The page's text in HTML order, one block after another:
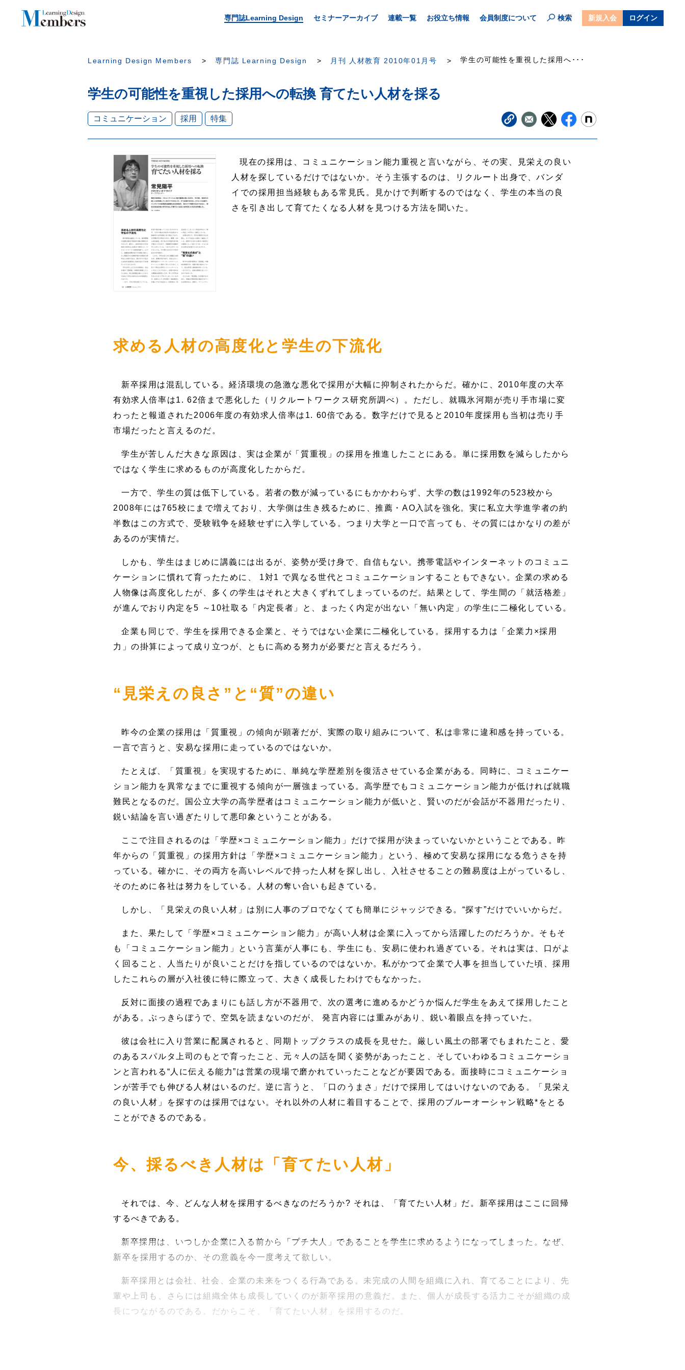
専門誌Learning Design セミナーアーカイブ 連載一覧 お役立ち情報 会員制度について 検索 新規入会 ログイン
Learning Design Members 専門誌 Learning Design 月刊 人材教育 2010年01月号 学生の可能性を重視した採用へ･･･
学生の可能性を重視した採用への転換 育てたい人材を採る
コミュニケーション 採用 特集
現在の採用は、コミュニケーション能力重視と言いながら、その実、見栄えの良い
人材を探しているだけではないか。そう主張するのは、リクルート出身で、バンダ
イでの採用担当経験もある常見氏。見かけで判断するのではなく、学生の本当の良
さを引き出して育てたくなる人材を見つける方法を聞いた。
求める人材の高度化と学生の下流化
新卒採用は混乱している。経済環境の急激な悪化で採用が大幅に抑制されたからだ。確かに、2010年度の大卒
有効求人倍率は1. 62倍まで悪化した（リクルートワークス研究所調べ）。ただし、就職氷河期が売り手市場に変
わったと報道された2006年度の有効求人倍率は1. 60倍である。数字だけで見ると2010年度採用も当初は売り手
市場だったと言えるのだ。
学生が苦しんだ大きな原因は、実は企業が「質重視」の採用を推進したことにある。単に採用数を減らしたから
ではなく学生に求めるものが高度化したからだ。
一方で、学生の質は低下している。若者の数が減っているにもかかわらず、大学の数は1992年の523校から
2008年には765校にまで増えており、大学側は生き残るために、推薦・AO入試を強化。実に私立大学進学者の約
半数はこの方式で、受験戦争を経験せずに入学している。つまり大学と一口で言っても、その質にはかなりの差が
あるのが実情だ。
しかも、学生はまじめに講義には出るが、姿勢が受け身で、自信もない。携帯電話やインターネットのコミュニ
ケーションに慣れて育ったために、 1対1 で異なる世代とコミュニケーションすることもできない。企業の求める
人物像は高度化したが、多くの学生はそれと大きくずれてしまっているのだ。結果として、学生間の「就活格差」
が進んでおり内定を5 ～10社取る「内定長者」と、まったく内定が出ない「無い内定」の学生に二極化している。
企業も同じで、学生を採用できる企業と、そうではない企業に二極化している。採用する力は「企業力×採用
力」の掛算によって成り立つが、ともに高める努力が必要だと言えるだろう。
“見栄えの良さ”と“質”の違い
昨今の企業の採用は「質重視」の傾向が顕著だが、実際の取り組みについて、私は非常に違和感を持っている。
一言で言うと、安易な採用に走っているのではないか。
たとえば、「質重視」を実現するために、単純な学歴差別を復活させている企業がある。同時に、コミュニケー
ション能力を異常なまでに重視する傾向が一層強まっている。高学歴でもコミュニケーション能力が低ければ就職
難民となるのだ。国公立大学の高学歴者はコミュニケーション能力が低いと、賢いのだが会話が不器用だったり、
鋭い結論を言い過ぎたりして悪印象ということがある。
ここで注目されるのは「学歴×コミュニケーション能力」だけで採用が決まっていないかということである。昨
年からの「質重視」の採用方針は「学歴×コミュニケーション能力」という、極めて安易な採用になる危うさを持
っている。確かに、その両方を高いレベルで持った人材を探し出し、入社させることの難易度は上がっているし、
そのために各社は努力をしている。人材の奪い合いも起きている。
しかし、「見栄えの良い人材」は別に人事のプロでなくても簡単にジャッジできる。“探す”だけでいいからだ。
また、果たして「学歴×コミュニケーション能力」が高い人材は企業に入ってから活躍したのだろうか。そもそ
も「コミュニケーション能力」という言葉が人事にも、学生にも、安易に使われ過ぎている。それは実は、口がよ
く回ること、人当たりが良いことだけを指しているのではないか。私がかつて企業で人事を担当していた頃、採用
したこれらの層が入社後に特に際立って、大きく成長したわけでもなかった。
反対に面接の過程であまりにも話し方が不器用で、次の選考に進めるかどうか悩んだ学生をあえて採用したこと
がある。ぶっきらぼうで、空気を読まないのだが、 発言内容には重みがあり、鋭い着眼点を持っていた。
彼は会社に入り営業に配属されると、同期トップクラスの成長を見せた。厳しい風土の部署でもまれたこと、愛
のあるスパルタ上司のもとで育ったこと、元々人の話を聞く姿勢があったこと、そしていわゆるコミュニケーショ
ンと言われる“人に伝える能力”は営業の現場で磨かれていったことなどが要因である。面接時にコミュニケーショ
ンが苦手でも伸びる人材はいるのだ。逆に言うと、「口のうまさ」だけで採用してはいけないのである。「見栄え
の良い人材」を探すのは採用ではない。それ以外の人材に着目することで、採用のブルーオーシャン戦略*をとる
ことができるのである。
今、採るべき人材は「育てたい人材」
それでは、今、どんな人材を採用するべきなのだろうか? それは、「育てたい人材」だ。新卒採用はここに回帰
するべきである。
新卒採用は、いつしか企業に入る前から「プチ大人」であることを学生に求めるようになってしまった。なぜ、
新卒を採用するのか、その意義を今一度考えて欲しい。
新卒採用とは会社、社会、企業の未来をつくる行為である。未完成の人間を組織に入れ、育てることにより、先
輩や上司も、さらには組織全体も成長していくのが新卒採用の意義だ。また、個人が成長する活力こそが組織の成
長につながるのである。だからこそ、「育てたい人材」を採用するのだ。